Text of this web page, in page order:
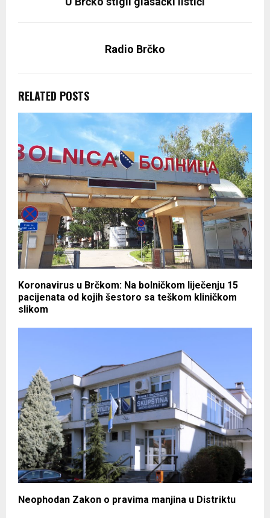
Radio Brčko
RELATED POSTS
Koronavirus u Brčkom: Na bolničkom liječenju 15
pacijenata od kojih šestoro sa teškom kliničkom
slikom
Neophodan Zakon o pravima manjina u Distriktu